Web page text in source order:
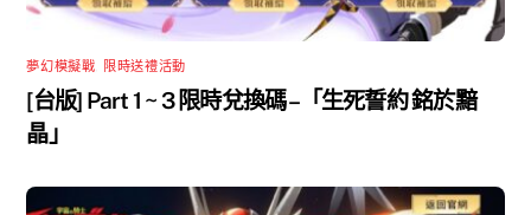
夢幻模擬戰 限時送禮活動
[台版] Part 1 ~ 3 限時兌換碼 –「生死誓約 銘於黯
晶」